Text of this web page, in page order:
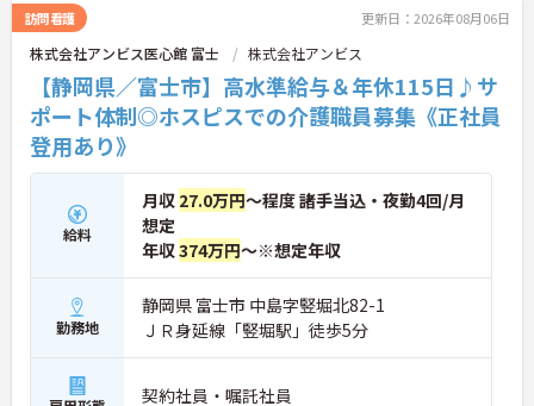
連携の体制がしっかりと整っています。働き方の面
では、夜勤明けの翌日が原則として公休となるほ
か、月平均の残業時間も5時間から7時間程度とかな
り少なめです。常勤スタッフの比率が90パーセント
を超えているため急な勤務変更が発生しにくく、あ
らかじめ決められた訪問予定表に沿って規則正しく
働けます。入職後は現場スタッフによるお一人おひ
とりに合わせた個別のOJT研修が実施されます。eラ
専門性を着実に深めていける環境が用意されていま
す。
★おすすめPOINT★
・入職後はお一人おひとりの習熟度に合わせた個別
のＯＪＴ研修を実施し、ｅラーニングを用いた学習
の機会も提供されます
・施設内には看護師が24時間常駐しており、急変時
の対応や専門的な医療処置は看護師が担当するため
訪問看護 更新日：2026年08月06日
株式会社アンビス医心館 富士 株式会社アンビス
【静岡県／富士市】高水準給与＆年休115日♪サ
ポート体制◎ホスピスでの介護職員募集《正社員
登用あり》
給料
月収 27.0万円～程度 諸手当込・夜勤4回/月
想定
年収374万円～※想定年収
勤務地
静岡県 富士市 中島字竪堀北82-1
ＪＲ身延線「竪堀駅」徒歩5分
契約社員・嘱託社員